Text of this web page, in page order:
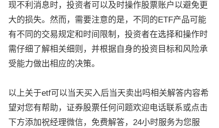
现不利消息时，投资者可以及时操作股票账户以避免更
大的损失。然而，需要注意的是，不同的ETF产品可能
有不同的交易规定和时间限制，投资者在选择和操作时
需仔细了解相关细则，并根据自身的投资目标和风险承
受能力做出相应的决策。
以上关于etf可以当天买入后当天卖出吗相关解答内容希
望对您有帮助，证券股票任何问题欢迎电话联系或点击
下方添加祝经理微信，免费解答，24小时服务为您服